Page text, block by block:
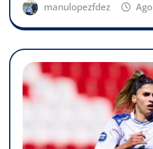
manulopezfdez